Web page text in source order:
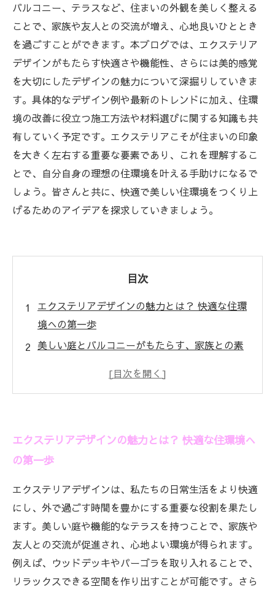
バルコニー、テラスなど、住まいの外観を美しく整える
ことで、家族や友人との交流が増え、心地良いひととき
を過ごすことができます。本ブログでは、エクステリア
デザインがもたらす快適さや機能性、さらには美的感覚
を大切にしたデザインの魅力について深掘りしていきま
す。具体的なデザイン例や最新のトレンドに加え、住環
境の改善に役立つ施工方法や材料選びに関する知識も共
有していく予定です。エクステリアこそが住まいの印象
を大きく左右する重要な要素であり、これを理解するこ
とで、自分自身の理想の住環境を叶える手助けになるで
しょう。皆さんと共に、快適で美しい住環境をつくり上
げるためのアイデアを探求していきましょう。
目次
エクステリアデザインの魅力とは？ 快適な住環
境への第一歩
美しい庭とバルコニーがもたらす、家族との素
演出する方法
施工方法や材料選びのポイントを学ぶ、快適な
エクステリアが変える、私たちの生活と心の安
らぎ
理想の住環境を実現するために、あなたのエク
ステリアデザインを見直そう
エクステリアデザインの魅力とは？ 快適な住環境へ
の第一歩
エクステリアデザインは、私たちの日常生活をより快適
にし、外で過ごす時間を豊かにする重要な役割を果たし
ます。美しい庭や機能的なテラスを持つことで、家族や
友人との交流が促進され、心地よい環境が得られます。
例えば、ウッドデッキやパーゴラを取り入れることで、
リラックスできる空間を作り出すことが可能です。さら